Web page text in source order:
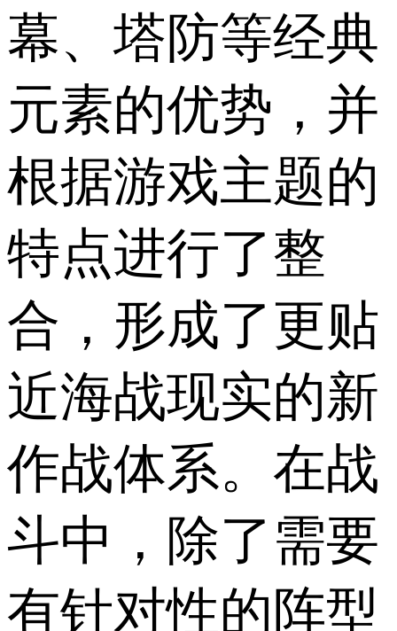
幕、塔防等经典
元素的优势，并
根据游戏主题的
特点进行了整
合，形成了更贴
近海战现实的新
作战体系。在战
斗中，除了需要
有针对性的阵型